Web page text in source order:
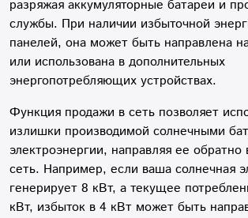
разряжая аккумуляторные батареи и
службы. При наличии избыточной
панелей, она может быть направлена
или использована в дополнительных
энергопотребляющих устройствах.
Функция продажи в сеть позволяет
излишки производимой солнечными
электроэнергии, направляя ее обратно
сеть. Например, если ваша солнечная
генерирует 8 кВт, а текущее
кВт, избыток в 4 кВт может быть